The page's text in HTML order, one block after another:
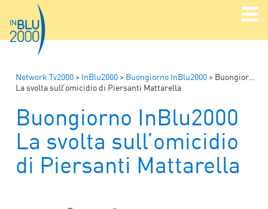
Network Tv2000 > InBlu2000 > Buongiorno InBlu2000 > Buongiorno InBlu2000
La svolta sull’omicidio di Piersanti Mattarella
Buongiorno InBlu2000
La svolta sull’omicidio
di Piersanti Mattarella